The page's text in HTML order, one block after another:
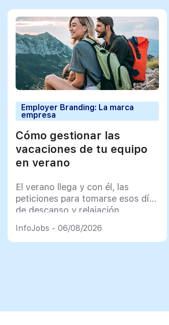
Employer Branding: La marca
empresa
Cómo gestionar las
vacaciones de tu equipo
en verano
El verano llega y con él, las
peticiones para tomarse esos días
de descanso y relajación
InfoJobs - 06/08/2026